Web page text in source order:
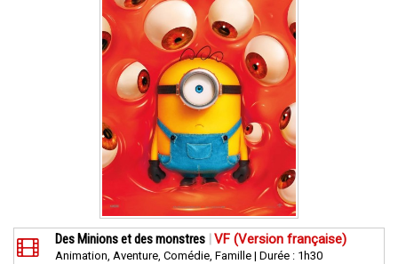
Des Minions et des monstres VF (Version française)
Animation, Aventure, Comédie, Famille | Durée : 1h30